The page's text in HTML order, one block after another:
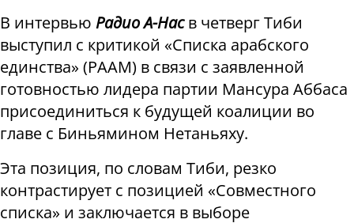
В интервью Радио А-Насв четверг Тиби
выступил с критикой «Списка арабского
единства» (РААМ) в связи с заявленной
готовностью лидера партии Мансура Аббаса
присоединиться к будущей коалиции во
главе с Биньямином Нетаньяху.
Эта позиция, по словам Тиби, резко
контрастирует с позицией «Совместного
списка» и заключается в выборе